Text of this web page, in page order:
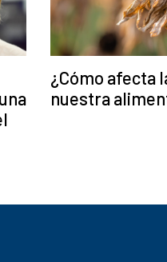
¿Cómo afecta
nuestra